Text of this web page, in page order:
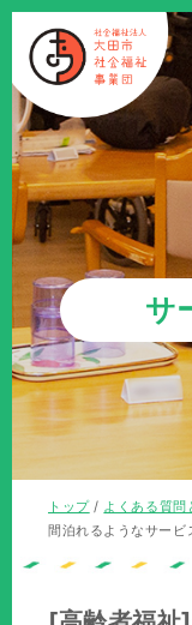
このページの本文へ
サ
現
在
トップ/ よくある質問
間泊れるようなサービ